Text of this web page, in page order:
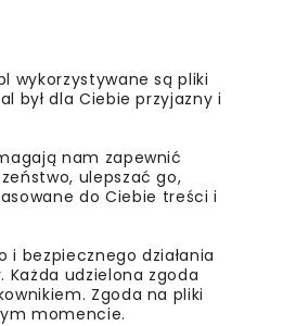
wykorzystywane są pliki
był dla Ciebie przyjazny i
nam zapewnić
ulepszać go,
do Ciebie treści i
i bezpiecznego działania
udzielona zgoda
Zgoda na pliki
momencie.